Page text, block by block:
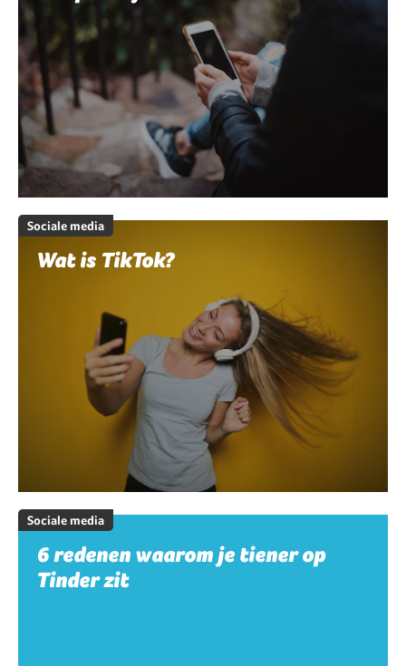
Sociale media
Wat is TikTok?
Sociale media
6 redenen waarom je tiener op
Tinder zit